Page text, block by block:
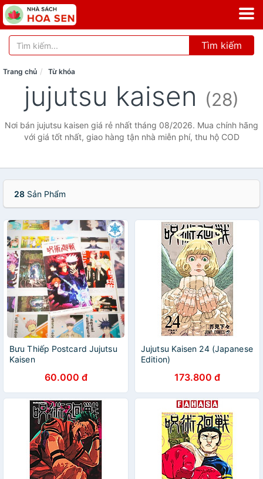
Tìm kiếm
Trang chủ Từ khóa
jujutsu kaisen (28)
Nơi bán jujutsu kaisen giá rẻ nhất tháng 08/2026. Mua chính hãng
với giá tốt nhất, giao hàng tận nhà miễn phí, thu hộ COD
28 Sản Phẩm
Bưu Thiếp Postcard Jujutsu
Kaisen
60.000 đ
Jujutsu Kaisen 24 (Japanese
Edition)
173.800 đ